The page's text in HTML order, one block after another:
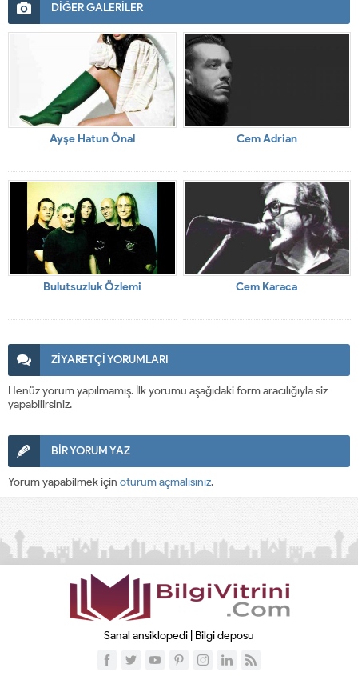
DİĞER GALERİLER
Ayşe Hatun Önal Cem Adrian
Bulutsuzluk Özlemi Cem Karaca
ZİYARETÇİ YORUMLARI
Henüz yorum yapılmamış. İlk yorumu aşağıdaki form aracılığıyla siz
yapabilirsiniz.
BİR YORUM YAZ
Yorum yapabilmek için oturum açmalısınız.
Sanal ansiklopedi | Bilgi deposu